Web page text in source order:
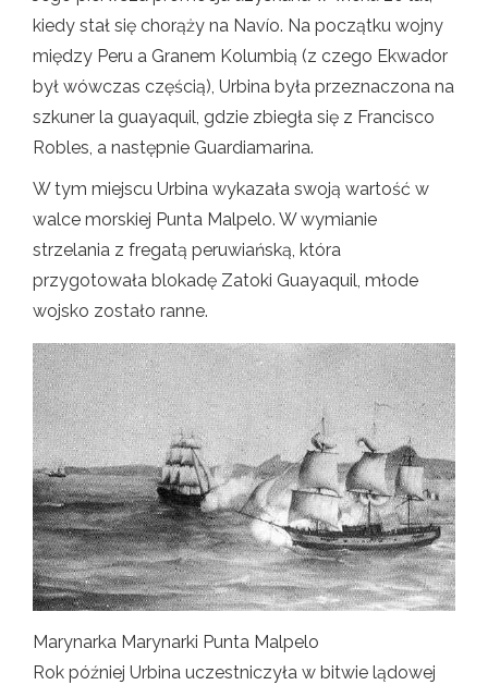
kiedy stał się chorąży na Navío. Na początku wojny
między Peru a Granem Kolumbią (z czego Ekwador
był wówczas częścią), Urbina była przeznaczona na
szkuner la guayaquil, gdzie zbiegła się z Francisco
Robles, a następnie Guardiamarina.
W tym miejscu Urbina wykazała swoją wartość w
walce morskiej Punta Malpelo. W wymianie
strzelania z fregatą peruwiańską, która
przygotowała blokadę Zatoki Guayaquil, młode
wojsko zostało ranne.
Marynarka Marynarki Punta Malpelo
Rok później Urbina uczestniczyła w bitwie lądowej